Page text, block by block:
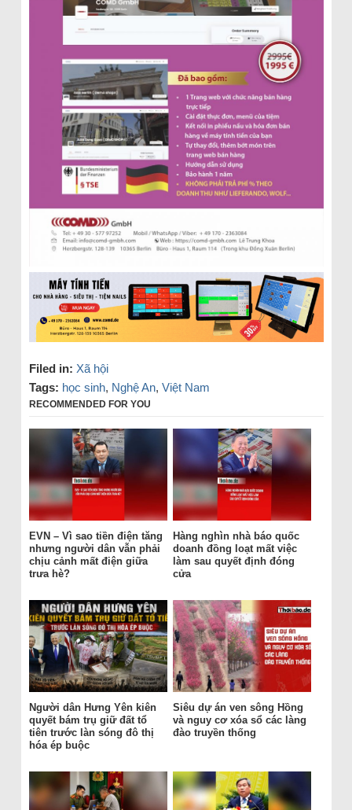
Filed in: Xã hội
Tags: học sinh, Nghệ An, Việt Nam
RECOMMENDED FOR YOU
EVN – Vì sao tiền điện tăng
nhưng người dân vẫn phải
chịu cảnh mất điện giữa
trưa hè?
Hàng nghìn nhà báo quốc
doanh đồng loạt mất việc
làm sau quyết định đóng
cửa
Người dân Hưng Yên kiên
quyết bám trụ giữ đất tổ
tiên trước làn sóng đô thị
hóa ép buộc
Siêu dự án ven sông Hồng
và nguy cơ xóa sổ các làng
đào truyền thống